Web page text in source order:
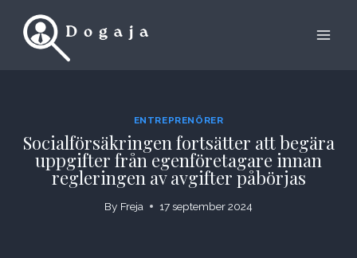
ENTREPRENÖRER
Socialförsäkringen fortsätter att begära
uppgifter från egenföretagare innan
regleringen av avgifter påbörjas
By Freja 17 september 2024